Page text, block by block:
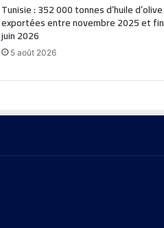
Tunisie : 352 000 tonnes d’huile d’olive
exportées entre novembre 2025 et fin
juin 2026
5 août 2026